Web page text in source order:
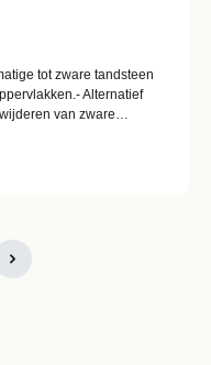
tot zware tandsteen
Alternatief
van zware